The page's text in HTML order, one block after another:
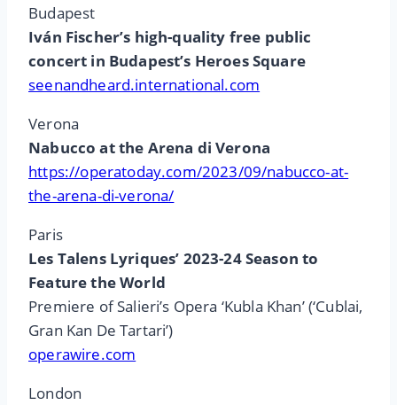
Budapest
Iván Fischer’s high-quality free public
concert in Budapest’s Heroes Square
seenandheard.international.com
Verona
Nabucco at the Arena di Verona
https://operatoday.com/2023/09/nabucco-at-
the-arena-di-verona/
Paris
Les Talens Lyriques’ 2023-24 Season to
Feature the World
Premiere of Salieri’s Opera ‘Kubla Khan’ (‘Cublai,
Gran Kan De Tartari’)
operawire.com
London